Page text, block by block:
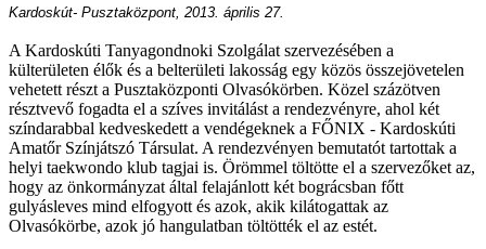
Kardoskút- Pusztaközpont, 2013. április 27.
A Kardoskúti Tanyagondnoki Szolgálat szervezésében a
külterületen élők és a belterületi lakosság egy közös összejövetelen
vehetett részt a Pusztaközponti Olvasókörben. Közel százötven
résztvevő fogadta el a szíves invitálást a rendezvényre, ahol két
színdarabbal kedveskedett a vendégeknek a FŐNIX - Kardoskúti
Amatőr Színjátszó Társulat. A rendezvényen bemutatót tartottak a
helyi taekwondo klub tagjai is. Örömmel töltötte el a szervezőket az,
hogy az önkormányzat által felajánlott két bográcsban főtt
gulyásleves mind elfogyott és azok, akik kilátogattak az
Olvasókörbe, azok jó hangulatban töltötték el az estét.